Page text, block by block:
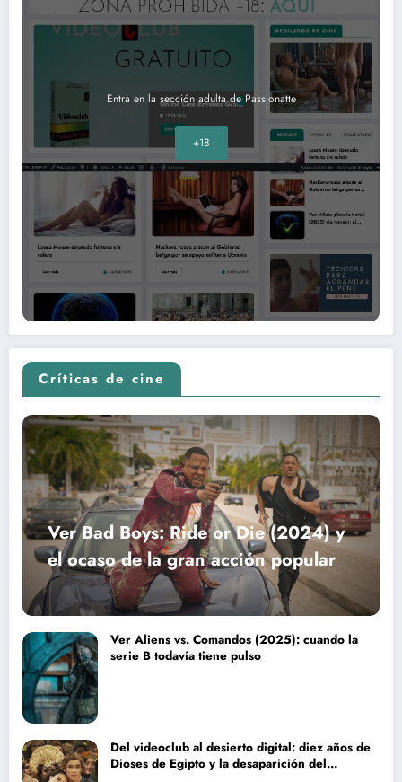
Entra en la sección adulta de Passionatte
+18
Críticas de cine
Ver Bad Boys: Ride or Die (2024) y
el ocaso de la gran acción popular
Ver Aliens vs. Comandos (2025): cuando la
serie B todavía tiene pulso
Del videoclub al desierto digital: diez años de
Dioses de Egipto y la desaparición del